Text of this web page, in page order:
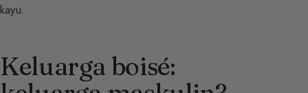
kayu.
Keluarga boisé: